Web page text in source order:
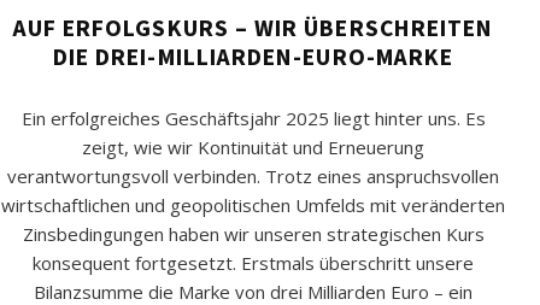
AUF ERFOLGSKURS – WIR ÜBERSCHREITEN
DIE DREI-MILLIARDEN-EURO-MARKE
Ein erfolgreiches Geschäftsjahr 2025 liegt hinter uns. Es
zeigt, wie wir Kontinuität und Erneuerung
verantwortungsvoll verbinden. Trotz eines anspruchsvollen
wirtschaftlichen und geopolitischen Umfelds mit veränderten
Zinsbedingungen haben wir unseren strategischen Kurs
konsequent fortgesetzt. Erstmals überschritt unsere
Bilanzsumme die Marke von drei Milliarden Euro – ein